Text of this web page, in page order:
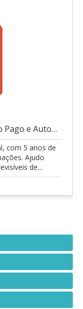
Sócia da NEXUS Digital | Tráfego Pago e Automações
com 5 anos de
Ajudo
de...